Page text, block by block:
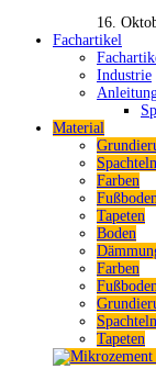
16.
Fachartikel
Industrie
Material
Farben
Tapeten
Boden
Farben
Tapeten